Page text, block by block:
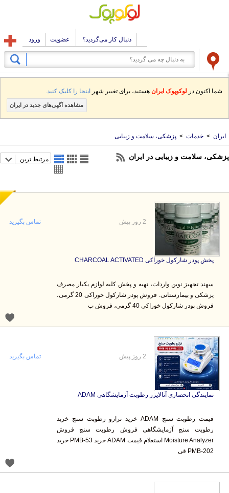
دنبال کار می‌گردید؟ عضویت ورود
شما اکنون در لوکوپوک ایرانهستید، برای تغییر شهر اینجا را کلیک کنید.
مشاهده آگهی‌های جدید در ایران
ایران > خدمات > پزشکی، سلامت و زیبایی
سلامت و زیبایی در ایران مرتبط ترین
پخش پودر شارکول خوراکی CHARCOAL ACTIVATED
سهند تجهیز نوین واردات، تهیه و پخش کلیه لوازم یکبار مصرف
پزشکی و بیمارستانی. فروش پودر شارکول خوراکی 20 گرمی،
فروش پودر شارکول خوراکی 40 گرمی، فروش پ
تماس بگیرید
نمایندگی انحصاری آنالایزر رطوبت آزمایشگاهی ADAM
قیمت رطوبت سنج ADAM خرید ترازو رطوبت سنج خرید
رطوبت سنج آزمایشگاهی فروش رطوبت سنج فروش
Moisture Analyzer استعلام قیمت ADAM خرید PMB-53 خرید
PMB-202 قی
تماس بگیرید